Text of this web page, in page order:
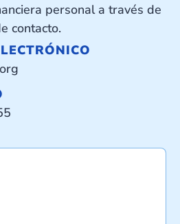
personal a través de
contacto.